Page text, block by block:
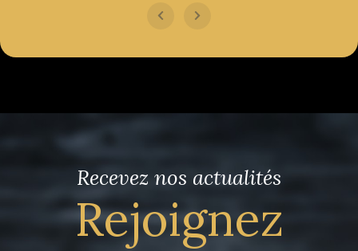
Recevez nos actualités
Rejoignez